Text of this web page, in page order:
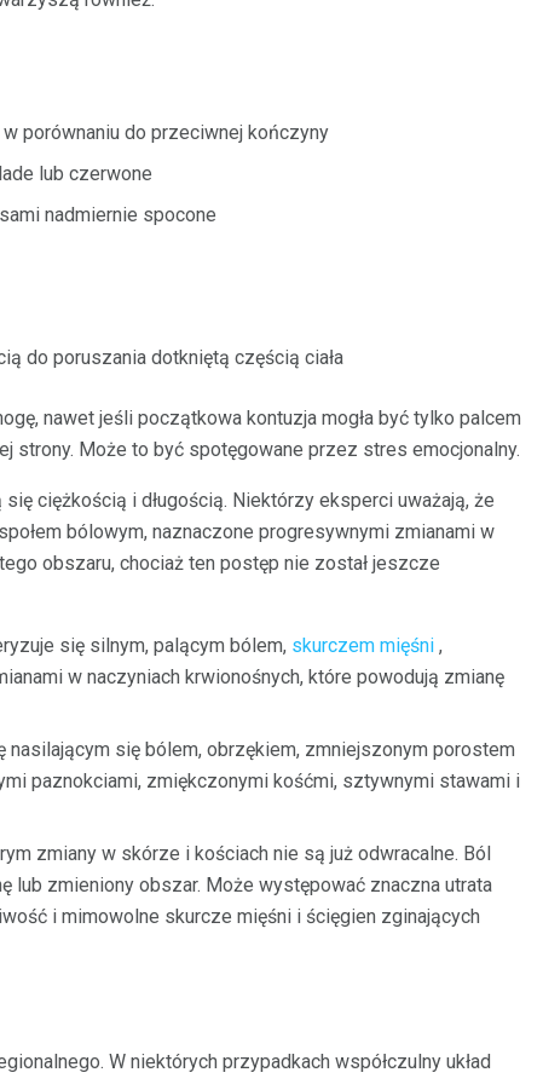
porównaniu do przeciwnej kończyny
lub czerwone
nadmiernie spocone
do poruszania dotkniętą częścią ciała
nawet jeśli początkowa kontuzja mogła być tylko palcem
strony. Może to być spotęgowane przez stres emocjonalny.
ciężkością i długością. Niektórzy eksperci uważają, że
bólowym, naznaczone progresywnymi zmianami w
obszaru, chociaż ten postęp nie został jeszcze
się silnym, palącym bólem, skurczem mięśni ,
w naczyniach krwionośnych, które powodują zmianę
się bólem, obrzękiem, zmniejszonym porostem
paznokciami, zmiękczonymi kośćmi, sztywnymi stawami i
zmiany w skórze i kościach nie są już odwracalne. Ból
lub zmieniony obszar. Może występować znaczna utrata
i mimowolne skurcze mięśni i ścięgien zginających
W niektórych przypadkach współczulny układ